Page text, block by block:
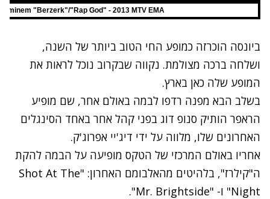
Eminem "Berzerk"/"Rap God" - 2013 MTV EMA
ביונסה הוכרזה כמופע החי הטוב ביותר של השנה,
ושלחה ברכה מצולמת. נקווה שבקרוב נוכל לראות את
המופע שלה כאן בארץ.
בשלב הבא מפנה רדפו לבמה באולם אחר, שם מופיע
הראפר הותיק סנופ דוג בפני קהל אחר באחד הסינגלים
האחרונים שלו, מלווה על ידי דיג'יי אפרוג'ק.
אחריו באולם המרכזי של הטקס מופיעה על הבמה להקת
ה"קילרז", בלהיטים מהאלבומם האחרון: "Shot At The
Night" ו- "Mr. Brightside".